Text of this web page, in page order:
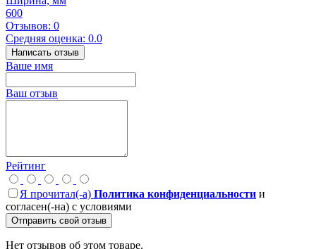
600
Отзывов: 0
Средняя оценка: 0.0
Написать отзыв
Ваше имя
Ваш отзыв
Рейтинг
Я прочитал(-а) Политика конфиденциальности и
согласен(-на) с условиями
Отправить свой отзыв
Нет отзывов об этом товаре.